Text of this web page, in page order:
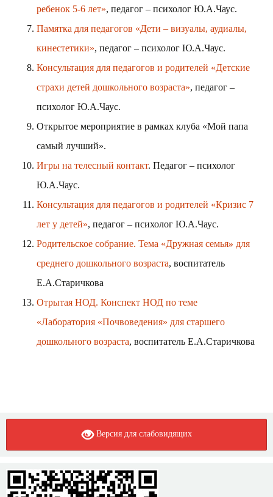
ребенок 5-6 лет», педагог – психолог Ю.А.Чаус.
Памятка для педагогов «Дети – визуалы, аудиалы,
кинестетики», педагог – психолог Ю.А.Чаус.
Консультация для педагогов и родителей «Детские
страхи детей дошкольного возраста», педагог –
психолог Ю.А.Чаус.
Открытое мероприятие в рамках клуба «Мой папа
самый лучший».
Игры на телесный контакт. Педагог – психолог
Ю.А.Чаус.
Консультация для педагогов и родителей «Кризис 7
лет у детей», педагог – психолог Ю.А.Чаус.
Родительское собрание. Тема «Дружная семья» для
среднего дошкольного возраста, воспитатель
Е.А.Старичкова
Отрытая НОД. Конспект НОД по теме
«Лаборатория «Почвоведения» для старшего
дошкольного возраста, воспитатель Е.А.Старичкова
Версия для слабовидящих